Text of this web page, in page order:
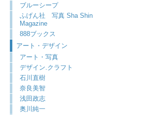
ブルーシープ
ふげん社 写真 Sha Shin
Magazine
888ブックス
アート・デザイン
アート・写真
デザイン.クラフト
石川直樹
奈良美智
浅田政志
奥川純一